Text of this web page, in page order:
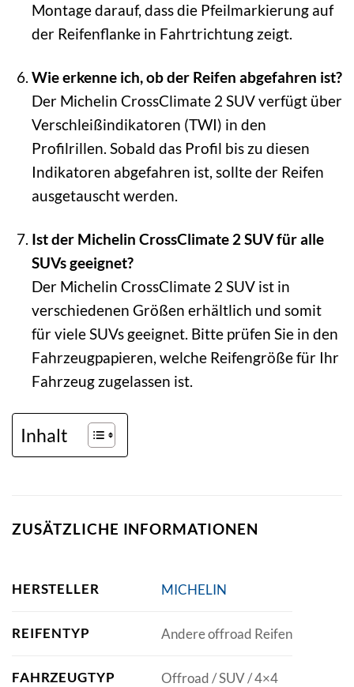
Montage darauf, dass die Pfeilmarkierung auf
der Reifenflanke in Fahrtrichtung zeigt.
Wie erkenne ich, ob der Reifen abgefahren ist?
Der Michelin CrossClimate 2 SUV verfügt über
Verschleißindikatoren (TWI) in den
Profilrillen. Sobald das Profil bis zu diesen
Indikatoren abgefahren ist, sollte der Reifen
ausgetauscht werden.
Ist der Michelin CrossClimate 2 SUV für alle
SUVs geeignet?
Der Michelin CrossClimate 2 SUV ist in
verschiedenen Größen erhältlich und somit
für viele SUVs geeignet. Bitte prüfen Sie in den
Fahrzeugpapieren, welche Reifengröße für Ihr
Fahrzeug zugelassen ist.
Inhalt
ZUSÄTZLICHE INFORMATIONEN
HERSTELLER MICHELIN
REIFENTYP Andere offroad Reifen
FAHRZEUGTYP Offroad / SUV / 4×4